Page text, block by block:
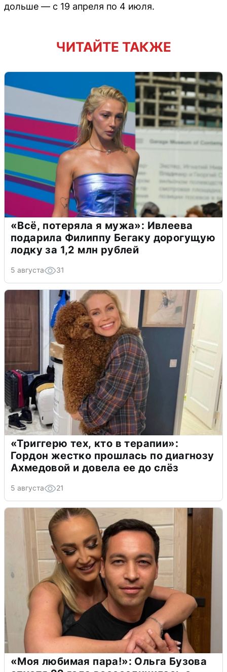
дольше — с 19 апреля по 4 июля.
ЧИТАЙТЕ ТАКЖЕ
«Всё, потеряла я мужа»: Ивлеева
подарила Филиппу Бегаку дорогущую
лодку за 1,2 млн рублей
5 августа 31
«Триггерю тех, кто в терапии»:
Гордон жестко прошлась по диагнозу
Ахмедовой и довела ее до слёз
5 августа 21
«Моя любимая пара!»: Ольга Бузова